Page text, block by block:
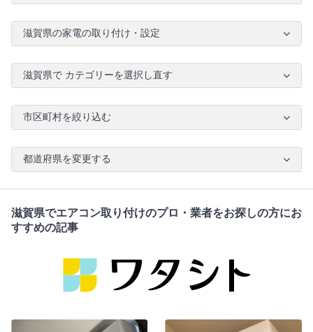
滋賀県の家電の取り付け・設定
滋賀県で カテゴリーを選択し直す
市区町村を絞り込む
都道府県を変更する
滋賀県でエアコン取り付けのプロ・業者をお探しの方にお
すすめの記事